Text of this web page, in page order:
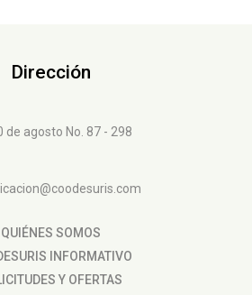
Dirección
de agosto No. 87 - 298
QUIÉNES SOMOS
INFORMATIVO
Y OFERTAS